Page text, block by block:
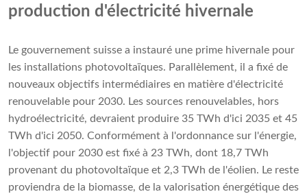
production d'électricité hivernale
Le gouvernement suisse a instauré une prime hivernale pour
les installations photovoltaïques. Parallèlement, il a fixé de
nouveaux objectifs intermédiaires en matière d'électricité
renouvelable pour 2030. Les sources renouvelables, hors
hydroélectricité, devraient produire 35 TWh d'ici 2035 et 45
TWh d'ici 2050. Conformément à l'ordonnance sur l'énergie,
l'objectif pour 2030 est fixé à 23 TWh, dont 18,7 TWh
provenant du photovoltaïque et 2,3 TWh de l'éolien. Le reste
proviendra de la biomasse, de la valorisation énergétique des